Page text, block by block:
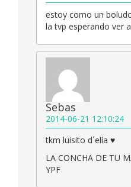
estoy como un
la tvp esperando ver
Sebas
2014-06-21 12:10:24
tkm luisito d´elía ♥
LA CONCHA DE TU
YPF